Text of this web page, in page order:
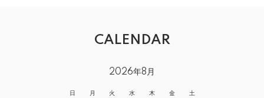
CALENDAR
2026年8月
日 月 火 水 木 金 土